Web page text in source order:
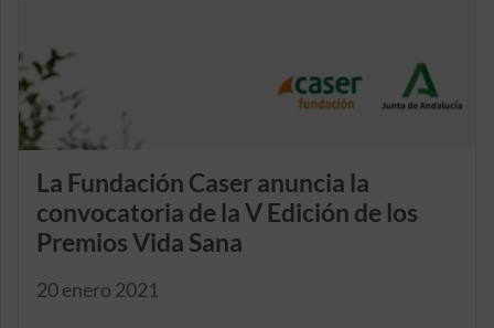
La Fundación Caser anuncia la
convocatoria de la V Edición de los
Premios Vida Sana
20 enero 2021